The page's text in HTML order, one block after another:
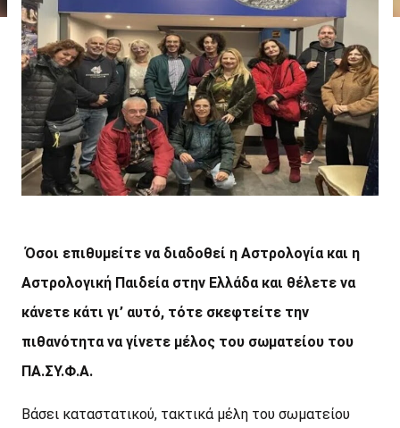
Όσοι επιθυμείτε να διαδοθεί η Αστρολογία και η
Αστρολογική Παιδεία στην Ελλάδα και θέλετε να
κάνετε κάτι γι’ αυτό, τότε σκεφτείτε την
πιθανότητα να γίνετε μέλος του σωματείου του
ΠΑ.ΣΥ.Φ.Α.
Βάσει καταστατικού, τακτικά μέλη του σωματείου